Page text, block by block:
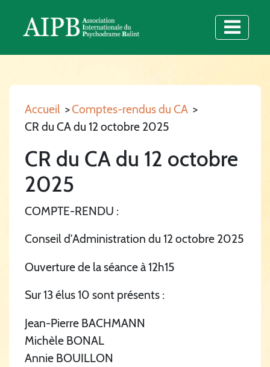
Accueil >Comptes-rendus du CA >
CR du CA du 12 octobre 2025
CR du CA du 12 octobre
2025
COMPTE-RENDU :
Conseil d’Administration du 12 octobre 2025
Ouverture de la séance à 12h15
Sur 13 élus 10 sont présents :
Jean-Pierre BACHMANN
Michèle BONAL
Annie BOUILLON